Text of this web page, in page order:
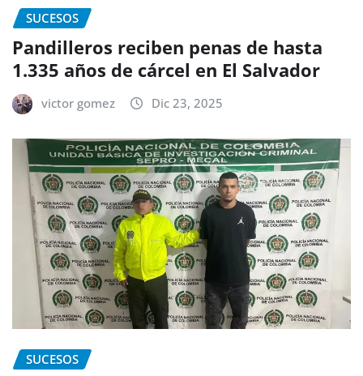
SUCESOS
Pandilleros reciben penas de hasta
1.335 años de cárcel en El Salvador
victor gomez Dic 23, 2025
SUCESOS